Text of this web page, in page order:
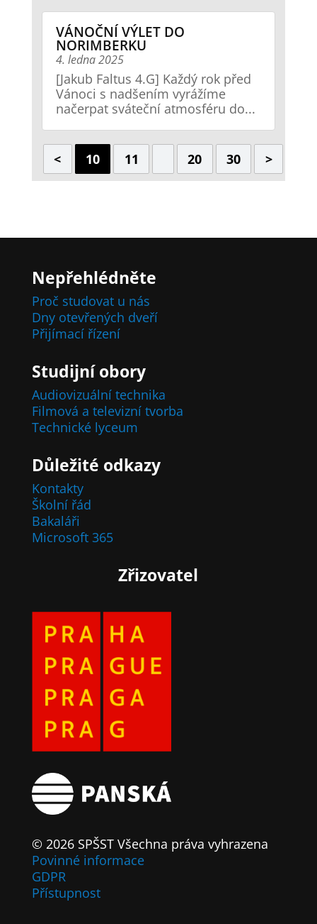
VÁNOČNÍ VÝLET DO
NORIMBERKU
4. ledna 2025
[Jakub Faltus 4.G] Každý rok před
Vánoci s nadšením vyrážíme
načerpat sváteční atmosféru do...
< 10 11 20 30 >
Nepřehlédněte
Proč studovat u nás
Dny otevřených dveří
Přijímací řízení
Studijní obory
Audiovizuální technika
Filmová a televizní tvorba
Technické lyceum
Důležité odkazy
Kontakty
Školní řád
Bakaláři
Microsoft 365
Zřizovatel
© 2026 SPŠST Všechna práva vyhrazena
Povinné informace
GDPR
Přístupnost